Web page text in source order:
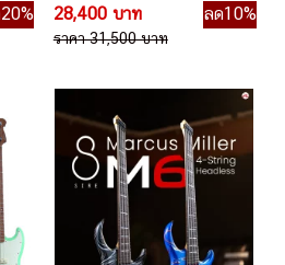
ไฟฟ้า
28,400 บาท ลด10%
ราคา 31,500 บาท